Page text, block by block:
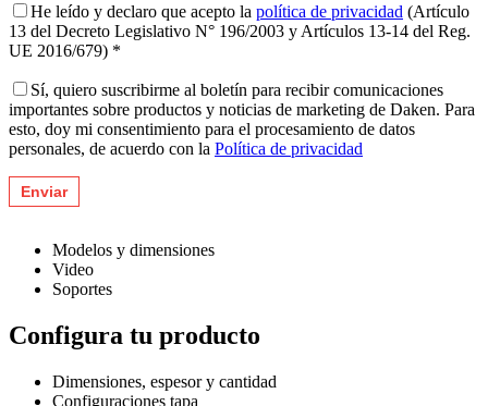
He leído y declaro que acepto la política de privacidad (Artículo
13 del Decreto Legislativo N° 196/2003 y Artículos 13-14 del Reg.
UE 2016/679) *
Sí, quiero suscribirme al boletín para recibir comunicaciones
importantes sobre productos y noticias de marketing de Daken. Para
esto, doy mi consentimiento para el procesamiento de datos
personales, de acuerdo con la Política de privacidad
Modelos y dimensiones
Video
Soportes
Configura tu producto
Dimensiones, espesor y cantidad
Configuraciones tapa